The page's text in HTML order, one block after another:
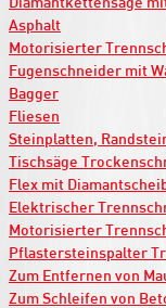
Diamantkettensäge
Asphalt
Motorisierter
Fugenschneider mit
Bagger
Fliesen
Steinplatten,
Tischsäge
Flex mit
Elektrischer
Motorisierter
Pflastersteinspalter
Zum Entfernen von
Zum Schleifen von